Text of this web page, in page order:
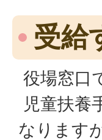
受給
役場窓口
児童扶養
なります